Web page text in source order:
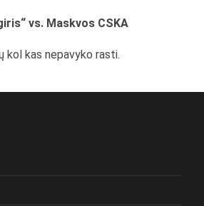
vs. Maskvos CSKA
kol kas nepavyko rasti.